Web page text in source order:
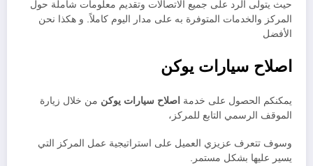
حيث يتولى الرد على جميع الاتصالات وتقديم معلومات شاملة حول
المركز والخدمات المتوفرة به على مدار اليوم كاملاً. و هكذا نحن
الأفضل
اصلاح سيارات يوكن
يمكنكم الحصول على خدمة اصلاح سيارات يوكن من خلال زيارة
الموقف الرسمي التابع للمركز،
وسوف تتعرف عزيزي العميل على استراتيجية عمل المركز التي
يسير عليها بشكل مستمر.